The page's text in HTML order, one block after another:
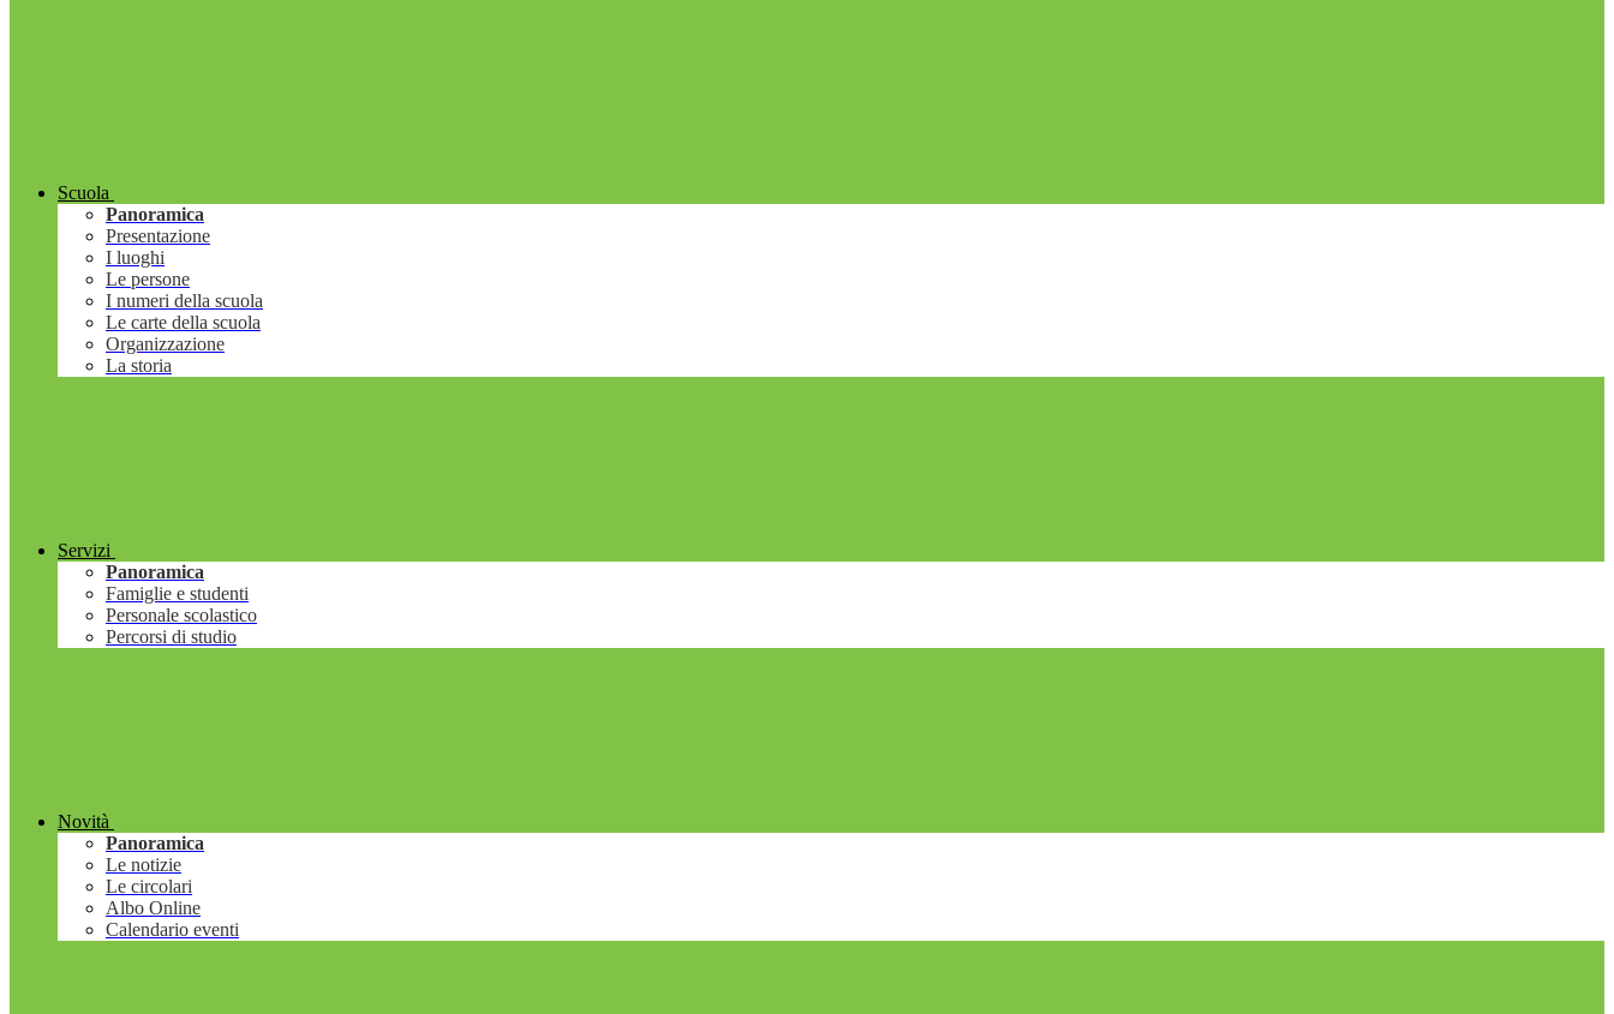
Scuola
Panoramica
Presentazione
I luoghi
Le persone
I numeri della scuola
Le carte della scuola
Organizzazione
La storia
Servizi
Panoramica
Famiglie e studenti
Personale scolastico
Percorsi di studio
Novità
Panoramica
Le notizie
Le circolari
Albo Online
Calendario eventi